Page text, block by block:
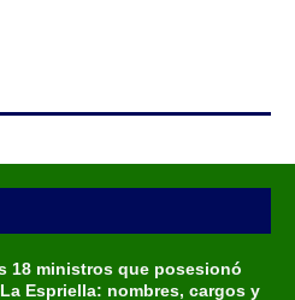
18 ministros que posesionó
Espriella: nombres, cargos y